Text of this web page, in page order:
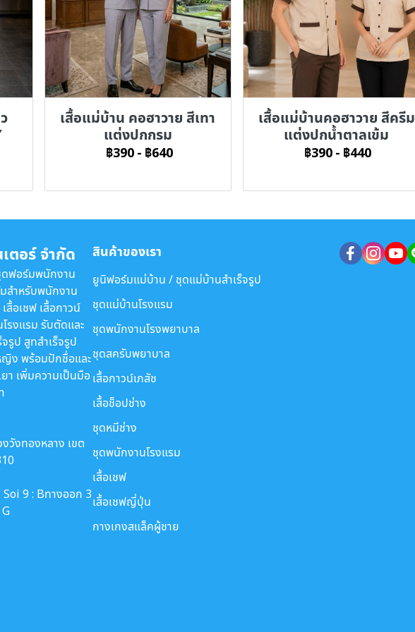
เสื้อแม่บ้าน คอฮาวาย สีเทา
แต่งปกกรม
฿390 - ฿640
เสื้อแม่บ้านคอฮาวาย สีครีม
แต่งปกน้ำตาลเข้ม
฿390 - ฿440
ตอร์ จำกัด
ฟอร์มพนักงาน
สำหรับพนักงาน
สื้อเชฟ เสื้อกาวน์
รงแรม รับตัดและ
รูป สูทสำเร็จรูป
ญิง พร้อมปักชื่อและ
า เพิ่มความเป็นมือ
วังทองหลาง เขต
Soi 9 : Bทางออก 3
สินค้าของเรา
ยูนิฟอร์มแม่บ้าน / ชุดแม่บ้านสำเร็จรูป
ชุดแม่บ้านโรงแรม
ชุดพนักงานโรงพยาบาล
ชุดสครับพยาบาล
เสื้อกาวน์เภสัช
เสื้อช็อปช่าง
ชุดหมีช่าง
ชุดพนักงานโรงแรม
เสื้อเชฟ
เสื้อเชฟญี่ปุ่น
กางเกงสแล็คผู้ชาย